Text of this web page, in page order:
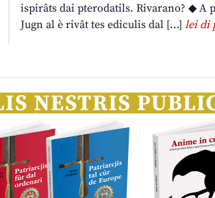
ispirâts dai pterodatils. Rivarano? ◆ A
Jugn al è rivât tes ediculis dal […] lei di